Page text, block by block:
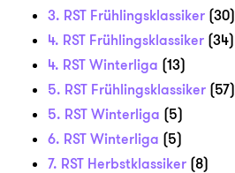
3. RST Frühlingsklassiker (30)
4. RST Frühlingsklassiker (34)
4. RST Winterliga (13)
5. RST Frühlingsklassiker (57)
5. RST Winterliga (5)
6. RST Winterliga (5)
7. RST Herbstklassiker (8)